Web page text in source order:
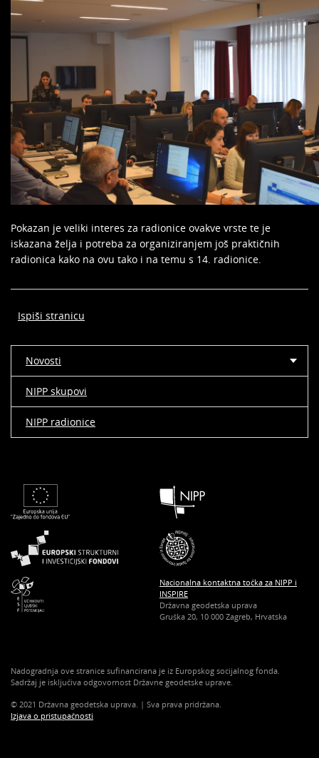
Pokazan je veliki interes za radionice ovakve vrste te je
iskazana želja i potreba za organiziranjem još praktičnih
radionica kako na ovu tako i na temu s 14. radionice.
Ispiši stranicu
Novosti
NIPP skupovi
NIPP radionice
Nacionalna kontaktna točka za NIPP i
INSPIRE
Državna geodetska uprava
Gruška 20, 10 000 Zagreb, Hrvatska
Nadogradnja ove stranice sufinancirana je iz Europskog socijalnog fonda.
Sadržaj je isključiva odgovornost Državne geodetske uprave.
© 2021 Državna geodetska uprava. | Sva prava pridržana.
Izjava o pristupačnosti